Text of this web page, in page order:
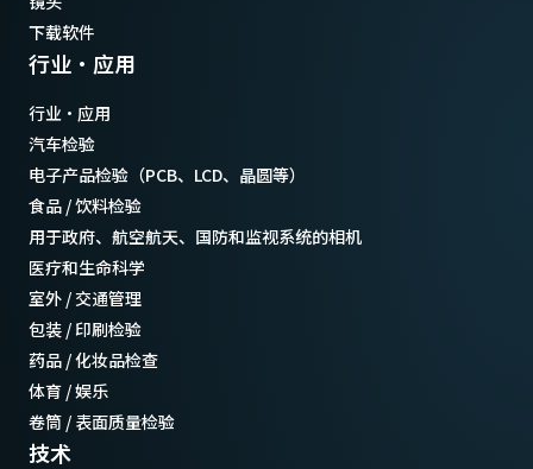
下载软件
行业·应用
行业·应用
汽车检验
电子产品检验（PCB、LCD、晶圆等）
食品 / 饮料检验
用于政府、航空航天、国防和监视系统的相机
医疗和生命科学
室外 / 交通管理
包装 / 印刷检验
药品 / 化妆品检查
体育 / 娱乐
卷筒 / 表面质量检验
技术